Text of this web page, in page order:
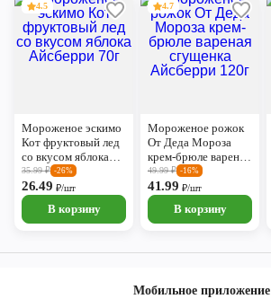
4.5
Мороженое эскимо
Кот фруктовый лед
со вкусом яблока
Айсберри 70г
35.99₽ -26%
26.49₽/шт
В корзину
4.7
Мороженое рожок
От Деда Мороза
крем-брюле вареная
сгущенка Айсберри
120г
49.99₽ -16%
41.99₽/шт
В корзину
Мобильное приложение